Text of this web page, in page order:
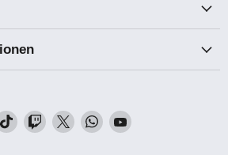
Finden
Sie
Finden
Sie
Finden
Sie
Finden
Sie
Finden